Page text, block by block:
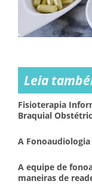
Leia
Fisioterapia
Braquial
A Fonoaudiologia
A equipe de
maneiras de